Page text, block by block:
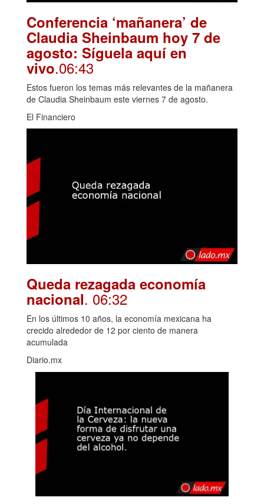
Conferencia ‘mañanera’ de
Claudia Sheinbaum hoy 7 de
agosto: Síguela aquí en
vivo.06:43
Estos fueron los temas más relevantes de la mañanera
de Claudia Sheinbaum este viernes 7 de agosto.
El Financiero
Queda rezagada economía
nacional. 06:32
En los últimos 10 años, la economía mexicana ha
crecido alrededor de 12 por ciento de manera
acumulada
Diario.mx